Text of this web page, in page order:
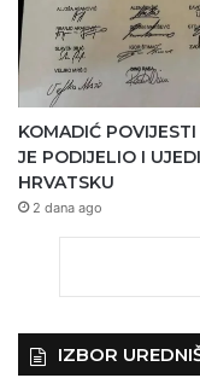
KOMADIĆ POVIJESTI
JE PODIJELIO I
HRVATSKU
2 dana ago
IZBOR